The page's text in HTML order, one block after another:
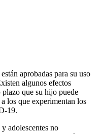
aprobadas para su uso
algunos efectos
plazo que su hijo puede
los que experimentan los
19.
adolescentes no